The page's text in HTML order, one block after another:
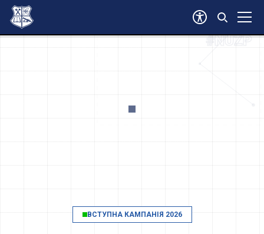
#ВСТУП2026
#NUZP
ВСТУПНА КАМПАНІЯ 2026